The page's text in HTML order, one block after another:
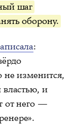
шаг
оборону.
:
не изменится,
властью, и
от него —